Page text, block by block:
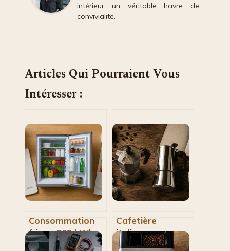
intérieur un véritable havre de
convivialité.
Articles Qui Pourraient Vous
Intéresser :
Consommation
frigo : 302 kWh
par an et 4
Cafetière
italienne en
aluminium : entre